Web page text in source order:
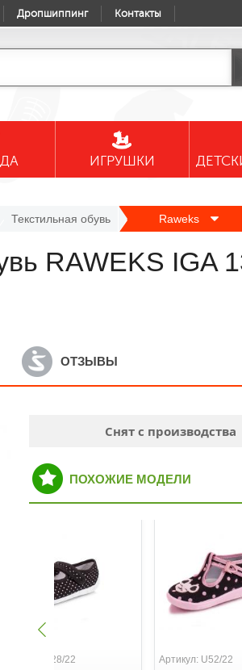
Дропшиппинг Контакты
ИГРУШКИ
Текстильная обувь Raweks
RAWEKS IGA
ОТЗЫВЫ
Снят с производства
ПОХОЖИЕ МОДЕЛИ
Артикул: D28/22 Артикул: U52/22